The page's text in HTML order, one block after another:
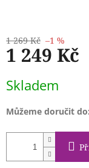
1 269 Kč –1 %
1 249 Kč
cena:
Skladem
Můžeme doručit do: